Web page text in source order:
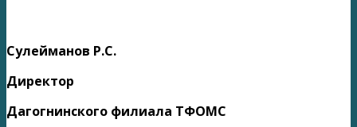
Сулейманов Р.С.
Директор
Дагогнинского филиала ТФОМС